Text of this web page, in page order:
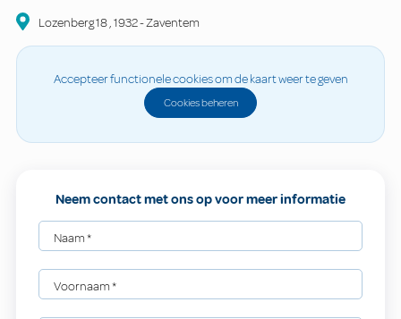
Lozenberg18,1932-Zaventem
Accepteer functionele cookies om de kaart weer te geven
Cookies beheren
Neem contact met ons op voor meer informatie
Naam*
Voornaam*